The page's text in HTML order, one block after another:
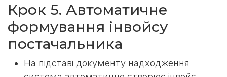
Крок 5. Автоматичне
формування інвойсу
постачальника
На підставі документу надходження